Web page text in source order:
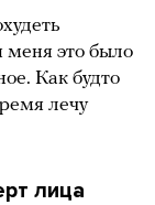
это было
Как будто
лечу
лица